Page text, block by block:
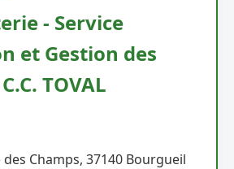
- Service
et Gestion des
TOVAL
des Champs, 37140 Bourgueil